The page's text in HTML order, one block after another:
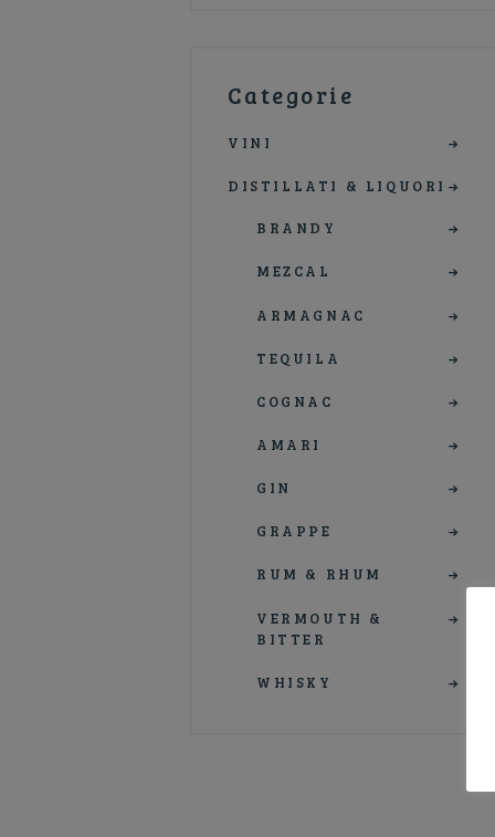
Categorie
VINI
DISTILLATI & LIQUORI
BRANDY
MEZCAL
ARMAGNAC
TEQUILA
COGNAC
AMARI
GIN
GRAPPE
RUM & RHUM
VERMOUTH &
BITTER
WHISKY